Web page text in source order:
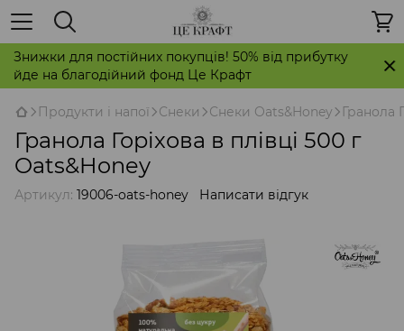
Знижки для постійних покупців! 50% від прибутку
йде на благодійний фонд Це Крафт
Продукти і напої Снеки Снеки Oats&Honey Гранола
Гранола Горіхова в плівці 500 г
Oats&Honey
Артикул: 19006-oats-honey Написати відгук